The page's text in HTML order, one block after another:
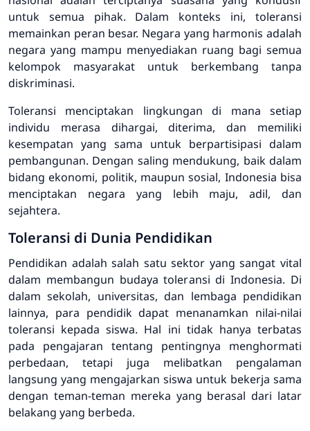
untuk semua pihak. Dalam konteks ini, toleransi
memainkan peran besar. Negara yang harmonis adalah
negara yang mampu menyediakan ruang bagi semua
kelompok masyarakat untuk berkembang tanpa
diskriminasi.
Toleransi menciptakan lingkungan di mana setiap
individu merasa dihargai, diterima, dan memiliki
kesempatan yang sama untuk berpartisipasi dalam
pembangunan. Dengan saling mendukung, baik dalam
bidang ekonomi, politik, maupun sosial, Indonesia bisa
menciptakan negara yang lebih maju, adil, dan
sejahtera.
Toleransi di Dunia Pendidikan
Pendidikan adalah salah satu sektor yang sangat vital
dalam membangun budaya toleransi di Indonesia. Di
dalam sekolah, universitas, dan lembaga pendidikan
lainnya, para pendidik dapat menanamkan nilai-nilai
toleransi kepada siswa. Hal ini tidak hanya terbatas
pada pengajaran tentang pentingnya menghormati
perbedaan, tetapi juga melibatkan pengalaman
langsung yang mengajarkan siswa untuk bekerja sama
dengan teman-teman mereka yang berasal dari latar
belakang yang berbeda.